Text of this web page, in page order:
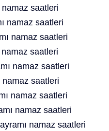
saatleri
namaz saatleri
namaz saatleri
saatleri
namaz saatleri
namaz saatleri
namaz saatleri
namaz saatleri
namaz saatleri